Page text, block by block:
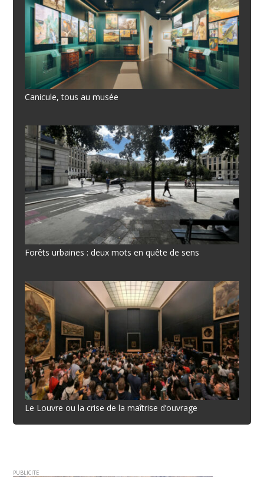
Canicule, tous au musée
Forêts urbaines : deux mots en quête de sens
Le Louvre ou la crise de la maîtrise d’ouvrage
PUBLICITE